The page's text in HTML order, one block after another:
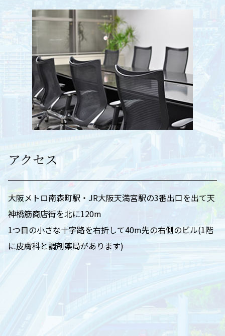
アクセス
大阪メトロ南森町駅・JR大阪天満宮駅の3番出口を出て天
神橋筋商店街を北に120m
1つ目の小さな十字路を右折して40m先の右側のビル(1階
に皮膚科と調剤薬局があります)